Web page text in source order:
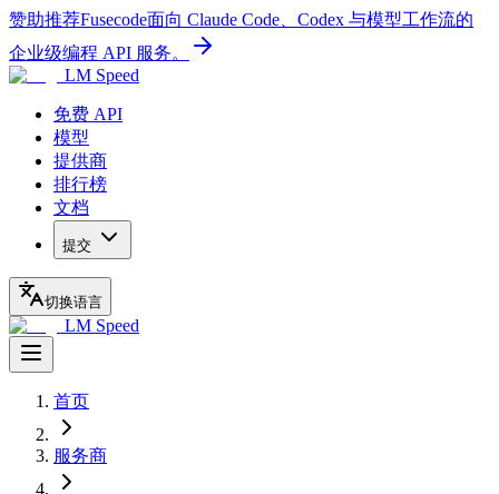
赞助推荐Fusecode面向 Claude Code、Codex 与模型工作流的
企业级编程 API 服务。
LM Speed
免费 API
模型
提供商
排行榜
文档
提交
切换语言
LM Speed
首页
服务商